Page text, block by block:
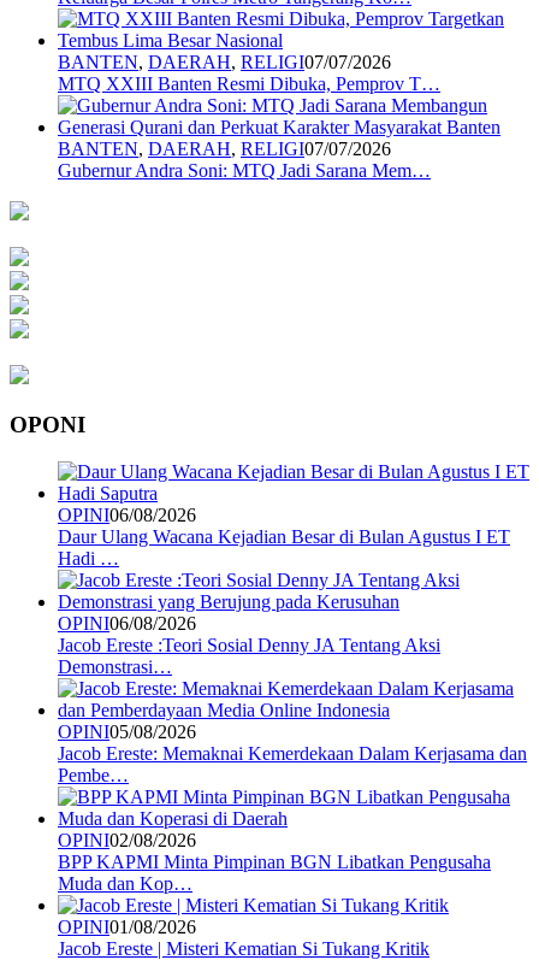
BANTEN, DAERAH, RELIGI07/07/2026
MTQ XXIII Banten Resmi Dibuka, Pemprov T…
BANTEN, DAERAH, RELIGI07/07/2026
Gubernur Andra Soni: MTQ Jadi Sarana Mem…
OPONI
OPINI06/08/2026
Daur Ulang Wacana Kejadian Besar di Bulan Agustus I ET
Hadi …
OPINI06/08/2026
Jacob Ereste :Teori Sosial Denny JA Tentang Aksi
Demonstrasi…
OPINI05/08/2026
Jacob Ereste: Memaknai Kemerdekaan Dalam Kerjasama dan
Pembe…
OPINI02/08/2026
BPP KAPMI Minta Pimpinan BGN Libatkan Pengusaha
Muda dan Kop…
OPINI01/08/2026
Jacob Ereste | Misteri Kematian Si Tukang Kritik